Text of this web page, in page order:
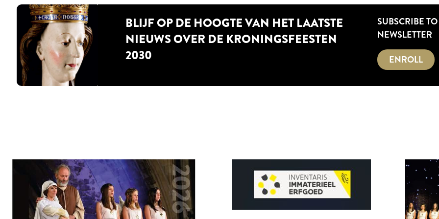
BLIJF OP DE HOOGTE VAN HET LAATSTE
NIEUWS OVER DE KRONINGSFEESTEN
2030
SUBSCRIBE
NEWSLETTER
ENROLL